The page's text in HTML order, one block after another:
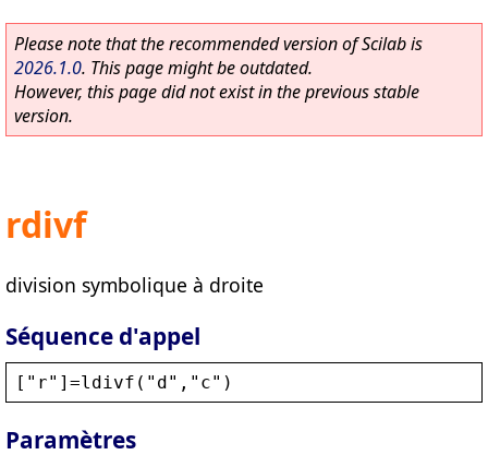
Please note that the recommended version of Scilab is
2026.1.0. This page might be outdated.
However, this page did not exist in the previous stable
version.
rdivf
division symbolique à droite
Séquence d'appel
[ " r" ]=ldivf ( " d" , " c" )
Paramètres